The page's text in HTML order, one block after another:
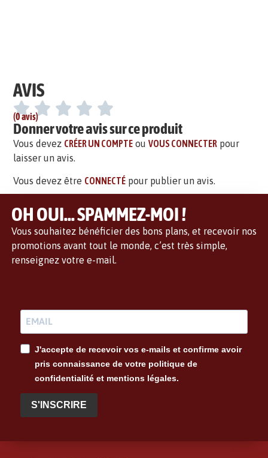
AVIS
(0 avis)
Donner votre avis sur ce produit
Vous devez CRÉER UN COMPTE ouVOUS CONNECTER pour
laisser un avis.
Vous devez être CONNECTÉ pour publier un avis.
OH OUI... SPAMMEZ-MOI !
Vous souhaitez bénéficier des bons plans, et recevoir nos
promotions avant tout le monde, c’est très simple,
renseignez votre e-mail.
J'accepte de recevoir vos e-mails et confirme avoir
pris connaissance de votre politique de
confidentialité et mentions légales.
S'INSCRIRE